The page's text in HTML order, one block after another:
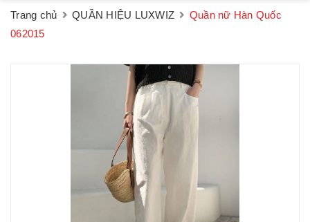
Trang chủ QUẦN HIỆU LUXWIZ
Quần nữ Hàn Quốc
062015